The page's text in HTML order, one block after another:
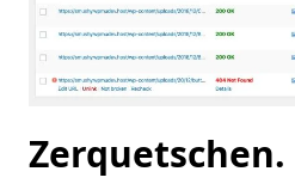
Zerquetschen.